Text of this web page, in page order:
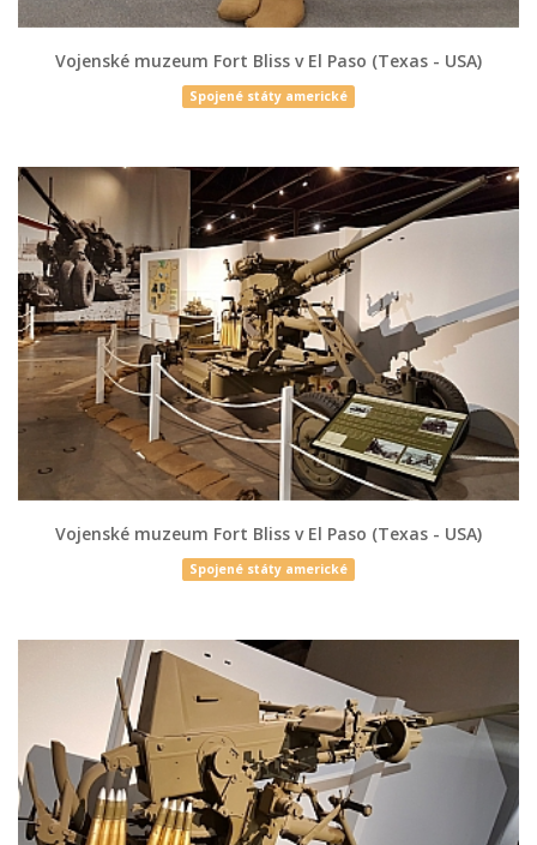
Vojenské muzeum Fort Bliss v El Paso (Texas - USA)
Spojené státy americké
Vojenské muzeum Fort Bliss v El Paso (Texas - USA)
Spojené státy americké